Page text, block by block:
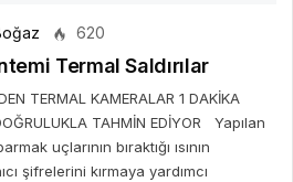
620
Termal Saldırılar
TERMAL KAMERALAR 1 DAKİKA
TAHMİN EDİYOR Yapılan
uçlarının bıraktığı ısının
şifrelerini kırmaya yardımcı